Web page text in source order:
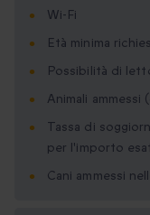
Wi-Fi
Età minima
Possibilità di
Animali
Tassa di
per l'importo
Cani ammessi